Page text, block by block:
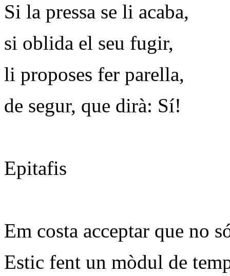
Si la pressa se li acaba,
si oblida el seu fugir,
li proposes fer parella,
de segur, que dirà: Sí!
Epitafis
Em costa acceptar que no
Estic fent un mòdul de